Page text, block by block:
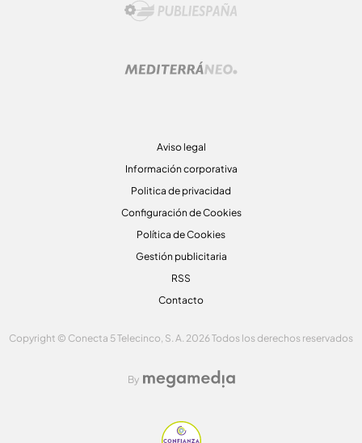
Aviso legal
Información corporativa
Politica de privacidad
Configuración de Cookies
Política de Cookies
Gestión publicitaria
RSS
Contacto
Copyright © Conecta 5 Telecinco, S. A. 2026 Todos los derechos reservados
By